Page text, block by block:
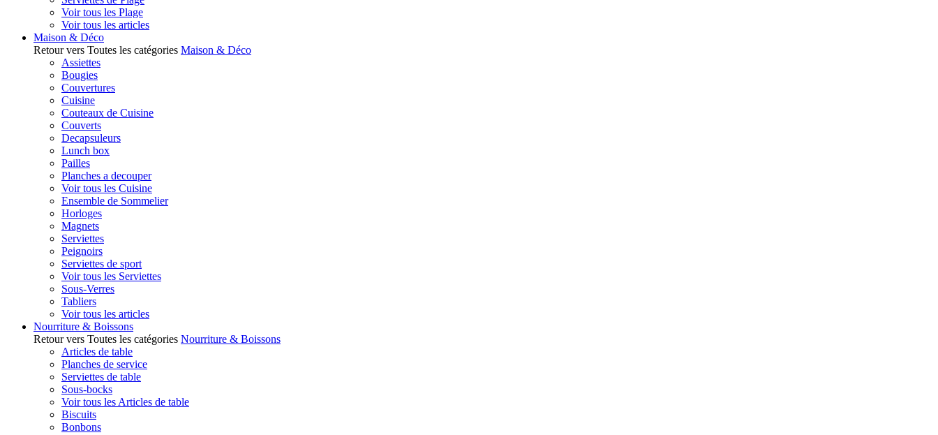
Voir tous les Plage
Voir tous les articles
Maison & Déco
Retour vers Toutes les catégories Maison & Déco
Assiettes
Bougies
Couvertures
Cuisine
Couteaux de Cuisine
Couverts
Decapsuleurs
Lunch box
Pailles
Planches a decouper
Voir tous les Cuisine
Ensemble de Sommelier
Horloges
Magnets
Serviettes
Peignoirs
Serviettes de sport
Voir tous les Serviettes
Sous-Verres
Tabliers
Voir tous les articles
Nourriture & Boissons
Retour vers Toutes les catégories Nourriture & Boissons
Articles de table
Planches de service
Serviettes de table
Sous-bocks
Voir tous les Articles de table
Biscuits
Bonbons